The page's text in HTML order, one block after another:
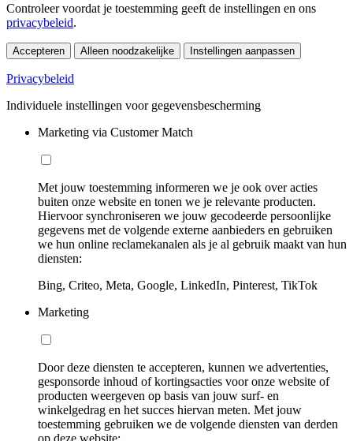
Controleer voordat je toestemming geeft de instellingen en ons
privacybeleid.
Accepteren Alleen noodzakelijke Instellingen aanpassen
Privacybeleid
Individuele instellingen voor gegevensbescherming
Marketing via Customer Match
Met jouw toestemming informeren we je ook over acties
buiten onze website en tonen we je relevante producten.
Hiervoor synchroniseren we jouw gecodeerde persoonlijke
gegevens met de volgende externe aanbieders en gebruiken
we hun online reclamekanalen als je al gebruik maakt van hun
diensten:
Bing, Criteo, Meta, Google, LinkedIn, Pinterest, TikTok
Marketing
Door deze diensten te accepteren, kunnen we advertenties,
gesponsorde inhoud of kortingsacties voor onze website of
producten weergeven op basis van jouw surf- en
winkelgedrag en het succes hiervan meten. Met jouw
toestemming gebruiken we de volgende diensten van derden
op deze website: